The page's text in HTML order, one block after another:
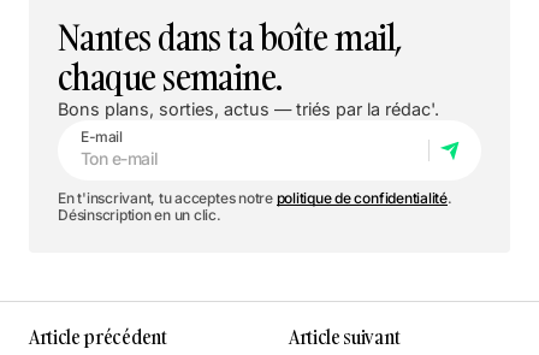
Nantes dans ta boîte mail,
chaque semaine.
Bons plans, sorties, actus — triés par la rédac'.
E-mail
En t'inscrivant, tu acceptes notre politique de confidentialité.
Désinscription en un clic.
Article précédent
Article suivant